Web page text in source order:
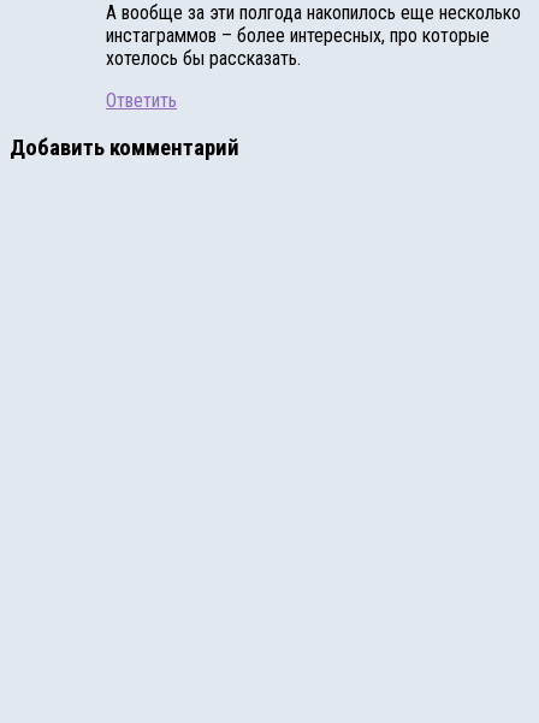
А вообще за эти полгода накопилось еще несколько
инстаграммов – более интересных, про которые
хотелось бы рассказать.
Ответить
Добавить комментарий